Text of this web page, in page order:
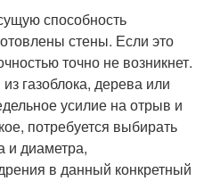
способность
стены. Если это
точно не возникнет.
газоблока, дерева или
усилие на отрыв и
потребуется выбирать
и диаметра,
в данный конкретный